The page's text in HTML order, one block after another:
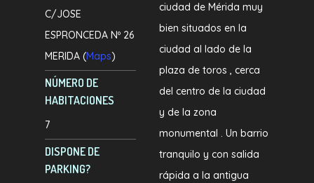
C/JOSE
ESPRONCEDA Nº 26
MERIDA (Maps)
NÚMERO DE
HABITACIONES
7
DISPONE DE
PARKING?
ciudad de Mérida muy
bien situados en la
ciudad al lado de la
plaza de toros , cerca
del centro de la ciudad
y de la zona
monumental . Un barrio
tranquilo y con salida
rápida a la antigua